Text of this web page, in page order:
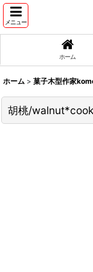
メニュー
ホーム
ホーム > 菓子木型作家
胡桃/